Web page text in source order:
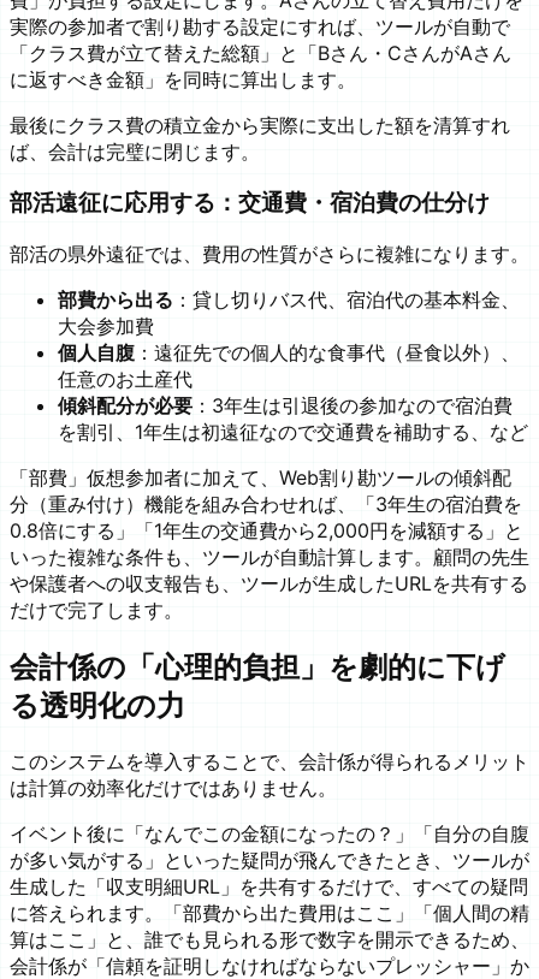
実際の参加者で割り勘する設定にすれば、ツールが自動で
「クラス費が立て替えた総額」と「Bさん・CさんがAさん
に返すべき金額」を同時に算出します。
最後にクラス費の積立金から実際に支出した額を清算すれ
ば、会計は完璧に閉じます。
部活遠征に応用する：交通費・宿泊費の仕分け
部活の県外遠征では、費用の性質がさらに複雑になります。
部費から出る ：貸し切りバス代、宿泊代の基本料金、
大会参加費
個人自腹 ：遠征先での個人的な食事代（昼食以外）、
任意のお土産代
傾斜配分が必要 ：3年生は引退後の参加なので宿泊費
を割引、1年生は初遠征なので交通費を補助する、など
「部費」仮想参加者に加えて、Web割り勘ツールの傾斜配
分（重み付け）機能を組み合わせれば、「3年生の宿泊費を
0.8倍にする」「1年生の交通費から2,000円を減額する」と
いった複雑な条件も、ツールが自動計算します。顧問の先生
や保護者への収支報告も、ツールが生成したURLを共有する
だけで完了します。
会計係の「心理的負担」を劇的に下げ
る透明化の力
このシステムを導入することで、会計係が得られるメリット
は計算の効率化だけではありません。
イベント後に「なんでこの金額になったの？」「自分の自腹
が多い気がする」といった疑問が飛んできたとき、ツールが
生成した「収支明細URL」を共有するだけで、すべての疑問
に答えられます。「部費から出た費用はここ」「個人間の精
算はここ」と、誰でも見られる形で数字を開示できるため、
会計係が「信頼を証明しなければならないプレッシャー」か